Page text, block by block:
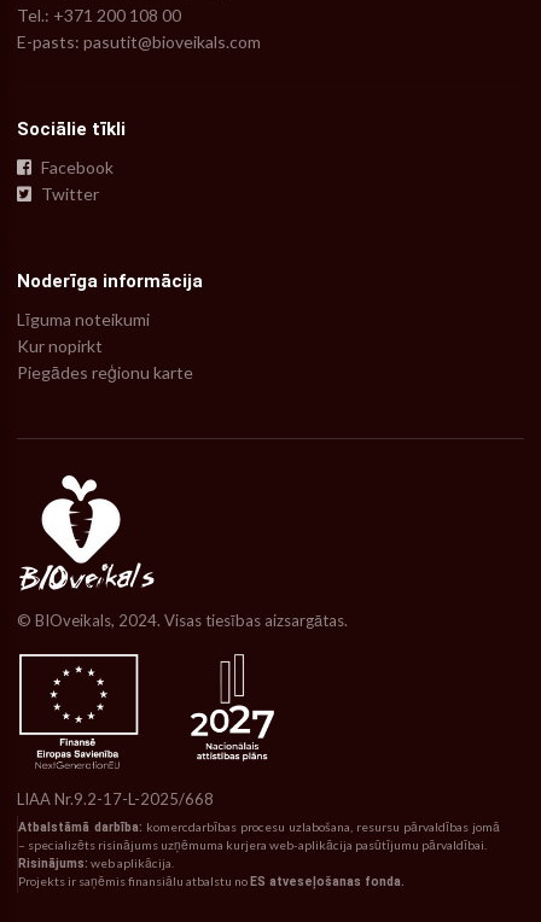
Tel.: +371 200 108 00
E-pasts: pasutit@bioveikals.com
Sociālie tīkli
Facebook
Twitter
Noderīga informācija
Līguma noteikumi
Kur nopirkt
Piegādes reģionu karte
© BIOveikals, 2024. Visas tiesības aizsargātas.
LIAA Nr.9.2-17-L-2025/668
Atbalstāmā darbība: komercdarbības procesu uzlabošana, resursu pārvaldības jomā
– specializēts risinājums uzņēmuma kurjera web-aplikācija pasūtījumu pārvaldībai.
Risinājums: web aplikācija.
Projekts ir saņēmis finansiālu atbalstu no ES atveseļošanas fonda.